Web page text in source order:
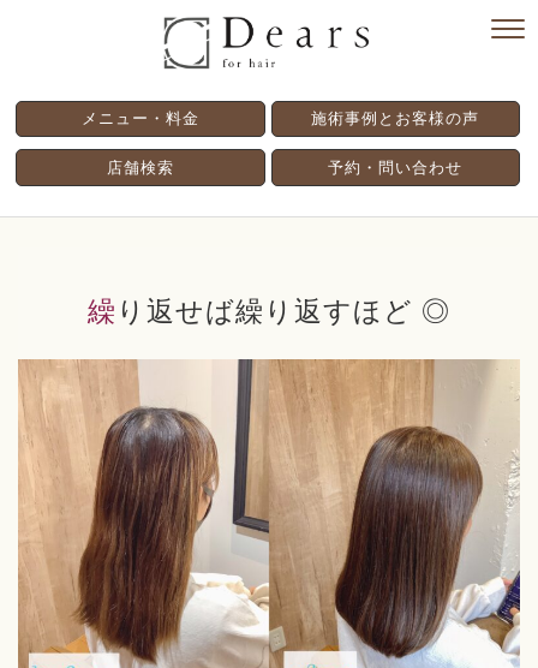
メニュー・料金 施術事例とお客様の声
店舗検索 予約・問い合わせ
繰り返せば繰り返すほど ◎